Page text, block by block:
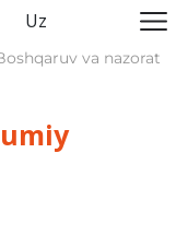
Uz
va nazorat